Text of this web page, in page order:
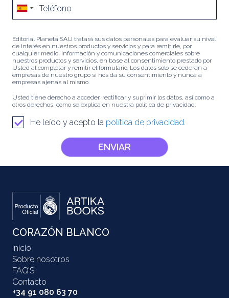
Editorial Planeta SAU tratará sus datos personales para evaluar su nivel
de interés en nuestros productos y servicios y para remitirle, por
cualquier medio, información y comunicaciones comerciales sobre
nuestros productos y servicios, en base al consentimiento prestado por
Usted al completar y remitir el formulario. Los datos sólo se cederán a
empresas de nuestro grupo si nos da su consentimiento y nunca a
empresas ajenas al mismo.
Usted tiene derecho a acceder, rectificar y suprimir los datos, así como a
otros derechos, como se explica en nuestra política de privacidad.
He leído y acepto la política de privacidad.
ENVIAR
CORAZÓN BLANCO
Inicio
Sobre nosotros
FAQ’S
Contacto
+34 91 080 63 70